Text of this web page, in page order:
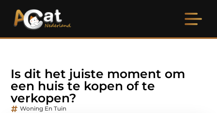
Is dit het juiste moment om
een huis te kopen of te
verkopen?
Woning En Tuin